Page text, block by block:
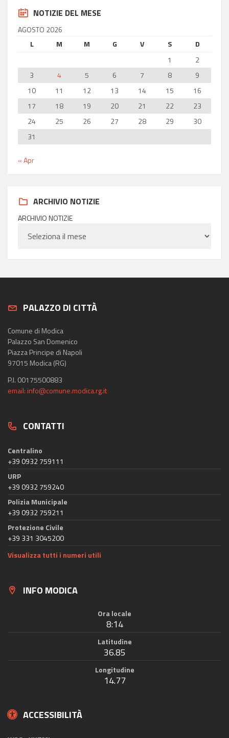
NOTIZIE DEL MESE
AGOSTO 2026
L
M M G V S
D
1
2
3
4 5 6 7 8
9
10
11 12 13 14 15
16
17
18 19 20 21 22
23
24
25 26 27 28 29
30
31
« Apr
ARCHIVIO NOTIZIE
ARCHIVIO NOTIZIE
PALAZZO DI CITTÀ
Comune di Modica
Palazzo San Domenico
Piazza Principe di Napoli
97015 Modica (RG)
P.I. 00175500883
email: info@comune.modica.rg.it
CONTATTI
Centralino
+39 0932 759111
URP
+39 0932 759240
Polizia Municipale
+39 0932 759211
Protezione Civile
+39 331 3045200
Visualizza tutti i numeri utili
INFO MODICA
Ora locale
8:14
Latitudine
36.85
Longitudine
14.77
ACCESSIBILITÀ